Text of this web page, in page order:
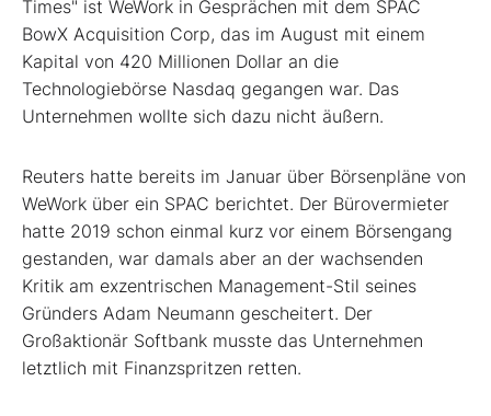
Times" ist WeWork in Gesprächen mit dem SPAC
BowX Acquisition Corp, das im August mit einem
Kapital von 420 Millionen Dollar an die
Technologiebörse Nasdaq gegangen war. Das
Unternehmen wollte sich dazu nicht äußern.
Reuters hatte bereits im Januar über Börsenpläne von
WeWork über ein SPAC berichtet. Der Bürovermieter
hatte 2019 schon einmal kurz vor einem Börsengang
gestanden, war damals aber an der wachsenden
Kritik am exzentrischen Management-Stil seines
Gründers Adam Neumann gescheitert. Der
Großaktionär Softbank musste das Unternehmen
letztlich mit Finanzspritzen retten.